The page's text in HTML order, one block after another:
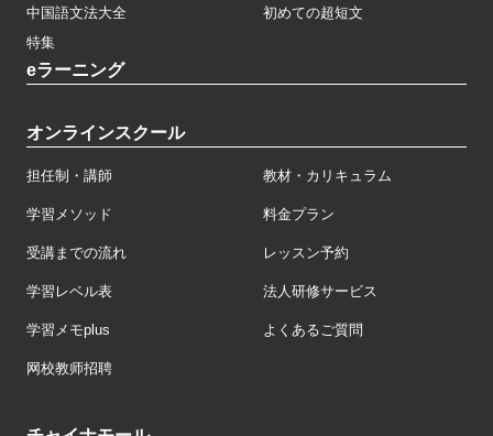
中国語文法大全
初めての超短文
特集
eラーニング
オンラインスクール
担任制・講師 教材・カリキュラム
学習メソッド 料金プラン
受講までの流れ レッスン予約
学習レベル表 法人研修サービス
学習メモplus よくあるご質問
网校教师招聘